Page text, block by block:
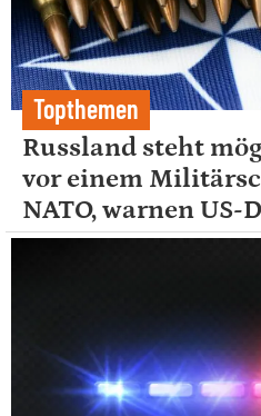
Topthemen
Russland steht
vor einem
NATO, warnen US-